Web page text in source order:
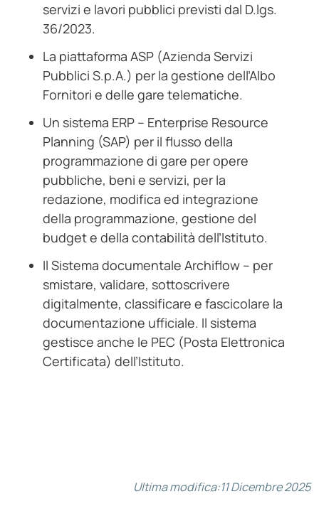
servizi e lavori pubblici previsti dal D.lgs.
36/2023.
La piattaforma ASP (Azienda Servizi
Pubblici S.p.A.) per la gestione dell’Albo
Fornitori e delle gare telematiche.
Un sistema ERP – Enterprise Resource
Planning (SAP) per il flusso della
programmazione di gare per opere
pubbliche, beni e servizi, per la
redazione, modifica ed integrazione
della programmazione, gestione del
budget e della contabilità dell’Istituto.
Il Sistema documentale Archiflow – per
smistare, validare, sottoscrivere
digitalmente, classificare e fascicolare la
documentazione ufficiale. Il sistema
gestisce anche le PEC (Posta Elettronica
Certificata) dell’Istituto.
Ultima modifica:11 Dicembre 2025